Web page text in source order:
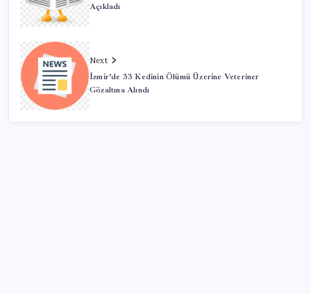
Açıkladı
Next
İzmir’de 33 Kedinin Ölümü Üzerine Veteriner
Gözaltına Alındı